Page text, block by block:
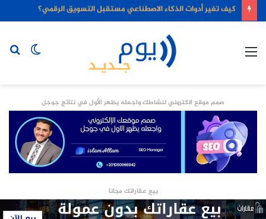
كيف تغير أدوات الذكاء الاصطناعي مستقبل التسويق الرقمي؟
الوضع
صمم موقع الكتروني لنشاطك واجعله يظهر الأول في نتائج جوجل
بيع عقاراتك مجانا